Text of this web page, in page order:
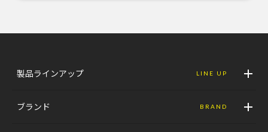
製品ラインアップ LINE UP
ブランド BRAND